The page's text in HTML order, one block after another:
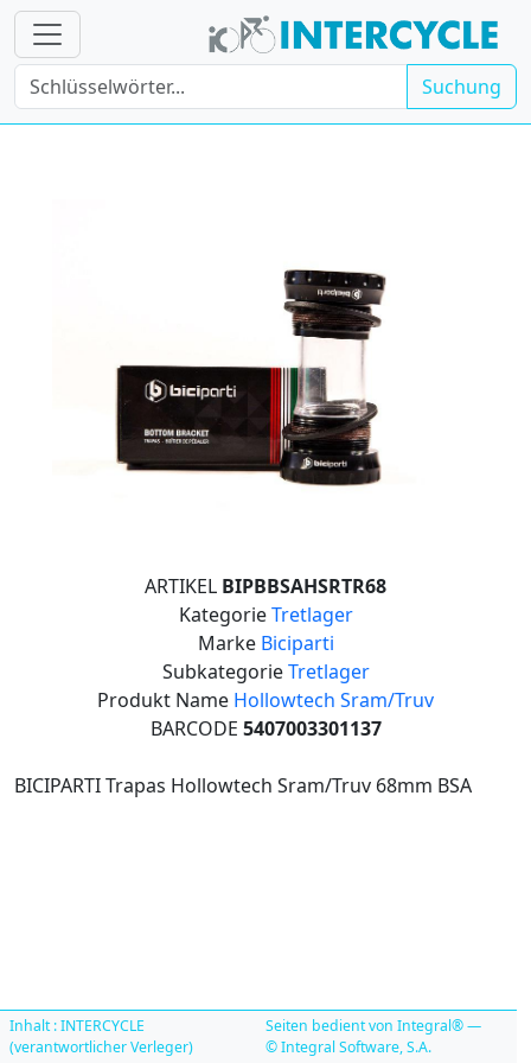
Suchung
ARTIKEL BIPBBSAHSRTR68
KategorieTretlager
Marke Biciparti
SubkategorieTretlager
Produkt Name Hollowtech Sram/Truv
BARCODE 5407003301137
BICIPARTI Trapas Hollowtech Sram/Truv 68mm BSA
Inhalt : INTERCYCLE
(verantwortlicher Verleger)
Seiten bedient von Integral® —
© Integral Software, S.A.